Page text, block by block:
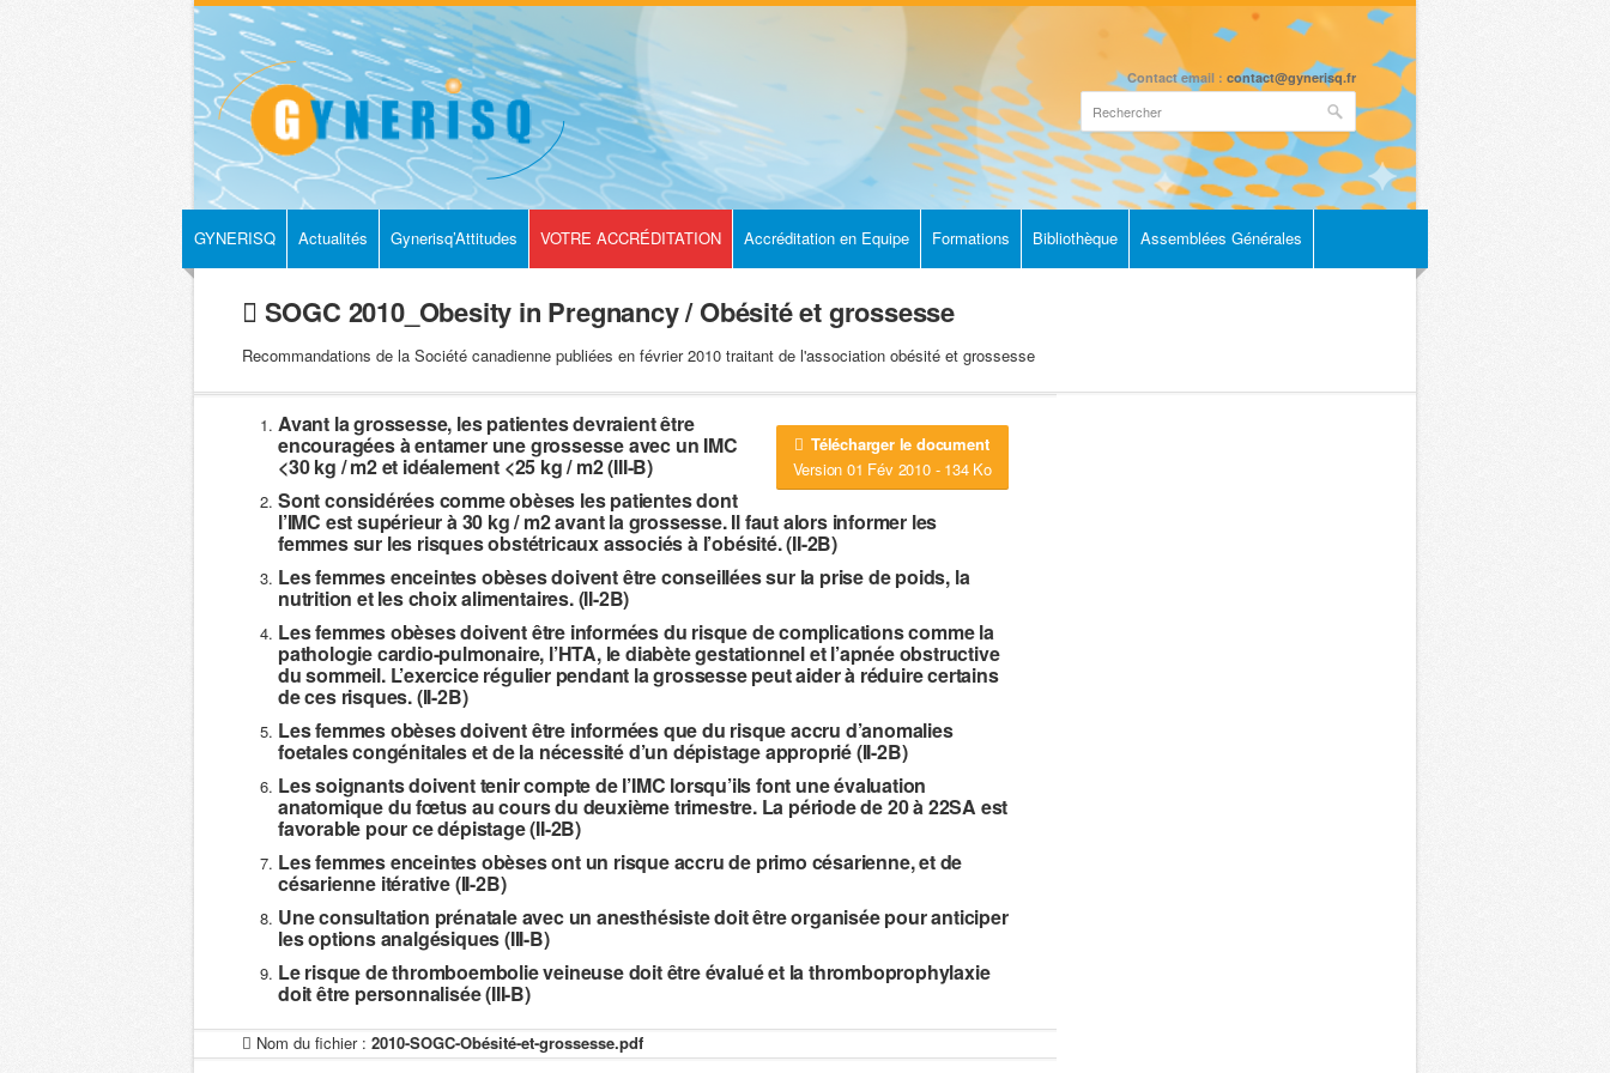
Contact email : contact@gynerisq.fr
GYNERISQ Actualités Gynerisq’Attitudes VOTRE ACCRÉDITATION Accréditation en Equipe Formations Bibliothèque Assemblées Générales
SOGC 2010_Obesity in Pregnancy / Obésité et grossesse
Recommandations de la Société canadienne publiées en février 2010 traitant de l'association obésité et grossesse
Télécharger le document
Version 01 Fév 2010 - 134 Ko
Avant la grossesse, les patientes devraient être
encouragées à entamer une grossesse avec un IMC
<30 kg / m2 et idéalement <25 kg / m2 (III-B)
Sont considérées comme obèses les patientes dont
l’IMC est supérieur à 30 kg / m2 avant la grossesse. Il faut alors informer les
femmes sur les risques obstétricaux associés à l’obésité. (II-2B)
Les femmes enceintes obèses doivent être conseillées sur la prise de poids, la
nutrition et les choix alimentaires. (II-2B)
Les femmes obèses doivent être informées du risque de complications comme la
pathologie cardio-pulmonaire, l’HTA, le diabète gestationnel et l’apnée obstructive
du sommeil. L’exercice régulier pendant la grossesse peut aider à réduire certains
de ces risques. (II-2B)
Les femmes obèses doivent être informées que du risque accru d’anomalies
foetales congénitales et de la nécessité d’un dépistage approprié (II-2B)
Les soignants doivent tenir compte de l’IMC lorsqu’ils font une évaluation
anatomique du fœtus au cours du deuxième trimestre. La période de 20 à 22SA est
favorable pour ce dépistage (II-2B)
Les femmes enceintes obèses ont un risque accru de primo césarienne, et de
césarienne itérative (II-2B)
Une consultation prénatale avec un anesthésiste doit être organisée pour anticiper
les options analgésiques (III-B)
Le risque de thromboembolie veineuse doit être évalué et la thromboprophylaxie
doit être personnalisée (III-B)
Nom du fichier : 2010-SOGC-Obésité-et-grossesse.pdf